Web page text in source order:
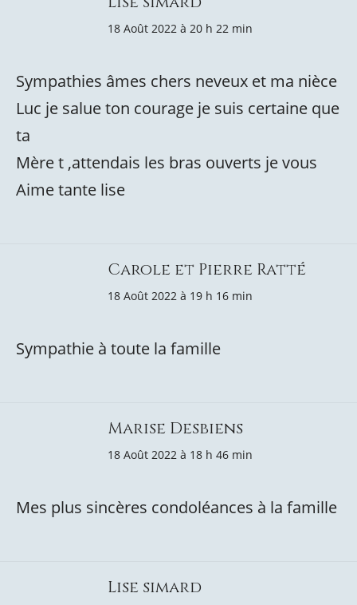
18 Août 2022 à 20 h 22 min
Sympathies âmes chers neveux et ma nièce
Luc je salue ton courage je suis certaine que
ta
Mère t ,attendais les bras ouverts je vous
Aime tante lise
Carole et Pierre Ratté
18 Août 2022 à 19 h 16 min
Sympathie à toute la famille
Marise Desbiens
18 Août 2022 à 18 h 46 min
Mes plus sincères condoléances à la famille
Lise simard